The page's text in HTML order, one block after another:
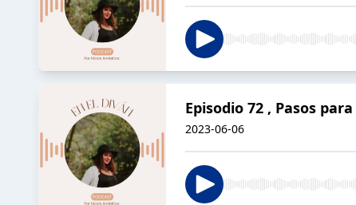
Episodio 72 , Pasos
2023-06-06